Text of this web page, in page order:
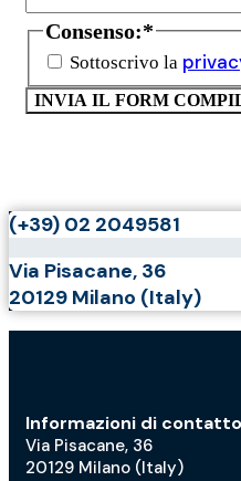
Consenso:*
Sottoscrivo la
(+39) 02 2049581
Via Pisacane, 36
20129 Milano (Italy)
Informazioni di contatto
Via Pisacane, 36
20129 Milano (Italy)